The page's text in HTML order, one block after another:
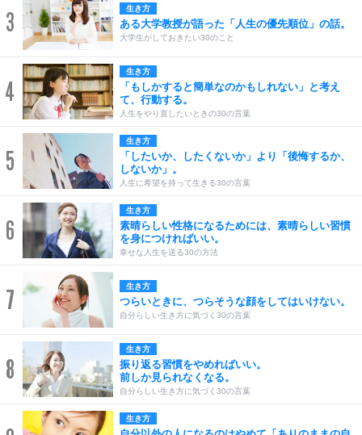
3 生き方
ある大学教授が語った「人生の優先順位」の話。
大学生がしておきたい30のこと
4
生き方
「もしかすると簡単なのかもしれない」と考え
て、行動する。
人生をやり直したいときの30の言葉
5
生き方
「したいか、したくないか」より「後悔するか、
しないか」。
人生に希望を持って生きる30の言葉
6
生き方
素晴らしい性格になるためには、素晴らしい習慣
を身につければいい。
幸せな人生を送る30の方法
7 生き方
つらいときに、つらそうな顔をしてはいけない。
自分らしい生き方に気づく30の言葉
8
生き方
振り返る習慣をやめればいい。
前しか見られなくなる。
自分らしい生き方に気づく30の言葉
生き方